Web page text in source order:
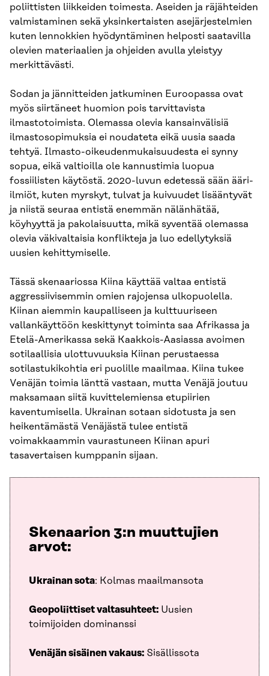
poliittisten liikkeiden toimesta. Aseiden ja räjähteiden
valmistaminen sekä yksinkertaisten asejärjestelmien
kuten lennokkien hyödyntäminen helposti saatavilla
olevien materiaalien ja ohjeiden avulla yleistyy
merkittävästi.
Sodan ja jännitteiden jatkuminen Euroopassa ovat
myös siirtäneet huomion pois tarvittavista
ilmastotoimista. Olemassa olevia kansainvälisiä
ilmastosopimuksia ei noudateta eikä uusia saada
tehtyä. Ilmasto-oikeudenmukaisuudesta ei synny
sopua, eikä valtioilla ole kannustimia luopua
fossiilisten käytöstä. 2020-luvun edetessä sään ääri-
ilmiöt, kuten myrskyt, tulvat ja kuivuudet lisääntyvät
ja niistä seuraa entistä enemmän nälänhätää,
köyhyyttä ja pakolaisuutta, mikä syventää olemassa
olevia väkivaltaisia konflikteja ja luo edellytyksiä
uusien kehittymiselle.
Tässä skenaariossa Kiina käyttää valtaa entistä
aggressiivisemmin omien rajojensa ulkopuolella.
Kiinan aiemmin kaupalliseen ja kulttuuriseen
vallankäyttöön keskittynyt toiminta saa Afrikassa ja
Etelä-Amerikassa sekä Kaakkois-Aasiassa avoimen
sotilaallisia ulottuvuuksia Kiinan perustaessa
sotilastukikohtia eri puolille maailmaa. Kiina tukee
Venäjän toimia länttä vastaan, mutta Venäjä joutuu
maksamaan siitä kuvittelemiensa etupiirien
kaventumisella. Ukrainan sotaan sidotusta ja sen
heikentämästä Venäjästä tulee entistä
voimakkaammin vaurastuneen Kiinan apuri
tasavertaisen kumppanin sijaan.
Skenaarion 3:n muuttujien
arvot:
Ukrainan sota: Kolmas maailmansota
Geopoliittiset valtasuhteet: Uusien
toimijoiden dominanssi
Venäjän sisäinen vakaus: Sisällissota